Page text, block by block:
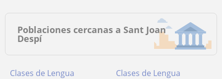
Poblaciones cercanas a Sant Joan
Despí
Clases de Lengua
Clases de Lengua